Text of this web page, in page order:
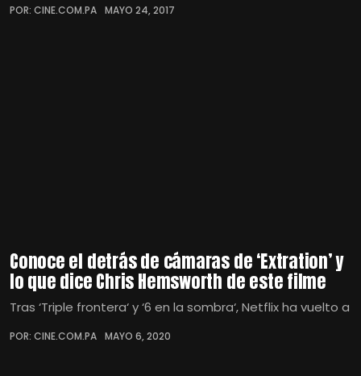
POR: CINE.COM.PA MAYO 24, 2017
Conoce el detrás de cámaras de ‘Extration’ y
lo que dice Chris Hemsworth de este filme
Tras ‘Triple frontera‘ y ‘6 en la sombra‘, Netflix ha vuelto a
POR: CINE.COM.PA MAYO 6, 2020